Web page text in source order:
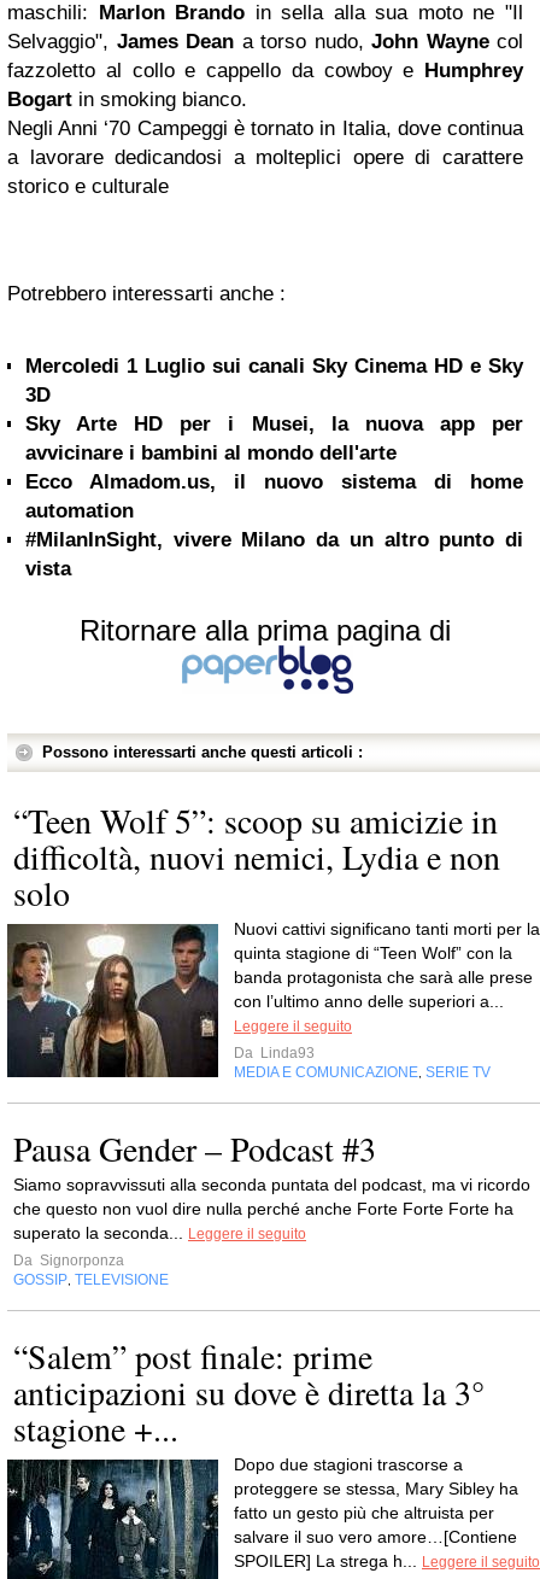
maschili: Marlon Brando in sella alla sua moto ne "Il
Selvaggio", James Dean a torso nudo, John Waynecol
fazzoletto al collo e cappello da cowboy e Humphrey
Bogart in smoking bianco.
Negli Anni ‘70 Campeggi è tornato in Italia, dove continua
a lavorare dedicandosi a molteplici opere di carattere
storico e culturale
Potrebbero interessarti anche :
Mercoledi 1 Luglio sui canali Sky Cinema HD e Sky
3D
Sky Arte HD per i Musei, la nuova app per
avvicinare i bambini al mondo dell'arte
Ecco Almadom.us, il nuovo sistema di home
automation
#MilanInSight, vivere Milano da un altro punto di
vista
Ritornare alla prima pagina di
Possono interessarti anche questi articoli :
“Teen Wolf 5”: scoop su amicizie in
difficoltà, nuovi nemici, Lydia e non
solo
Nuovi cattivi significano tanti morti per la
quinta stagione di “Teen Wolf” con la
banda protagonista che sarà alle prese
con l’ultimo anno delle superiori a...
Leggere il seguito
Da Linda93
MEDIA E COMUNICAZIONE SERIE TV
Pausa Gender – Podcast #3
Siamo sopravvissuti alla seconda puntata del podcast, ma vi ricordo
che questo non vuol dire nulla perché anche Forte Forte Forte ha
superato la seconda...
Leggere il seguito
Da Signorponza
GOSSIP TELEVISIONE
“Salem” post finale: prime
anticipazioni su dove è diretta la 3°
stagione +...
Dopo due stagioni trascorse a
proteggere se stessa, Mary Sibley ha
fatto un gesto più che altruista per
salvare il suo vero amore…[Contiene
SPOILER] La strega h...
Leggere il seguito